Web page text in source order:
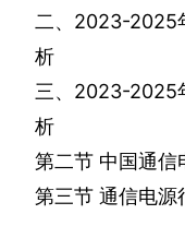
二、 2023-2025
析
三、 2023-2025
析
第二节 中国通信
第三节 通信电源